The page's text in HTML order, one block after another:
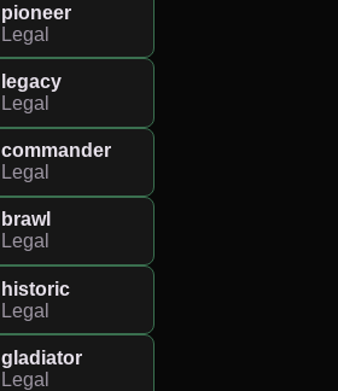
pioneer
Legal
legacy
Legal
commander
Legal
brawl
Legal
historic
Legal
gladiator
Legal